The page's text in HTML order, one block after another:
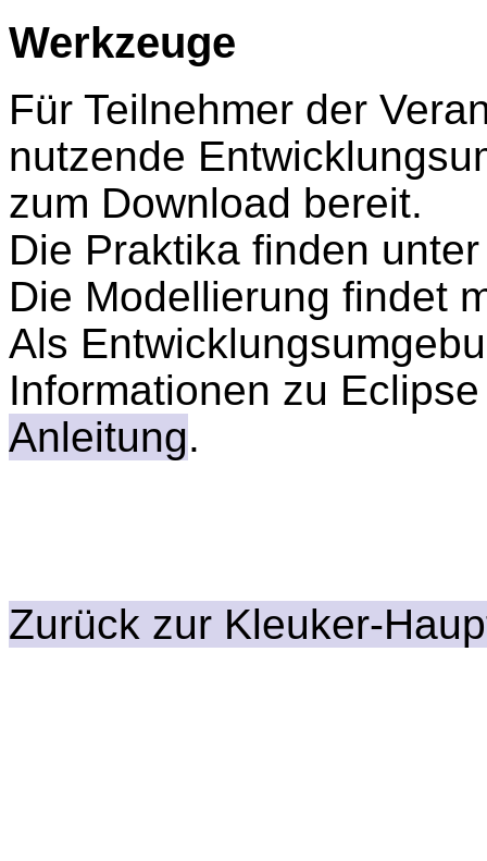
Werkzeuge
Für Teilnehmer der
nutzende
zum Download bereit.
Die Praktika finden
Die Modellierung findet
Als
Informationen zu
Anleitung.
Zurück zur Kleuker-